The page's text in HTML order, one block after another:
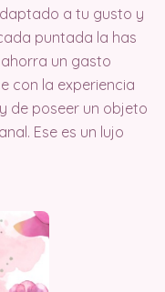
a tu gusto y
puntada la has
un gasto
con la experiencia
de poseer un objeto
Ese es un lujo